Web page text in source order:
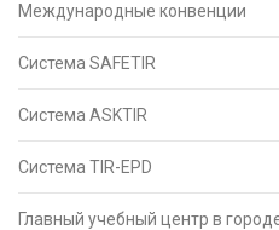
Международные конвенции
Система SAFETIR
Система ASKTIR
Система TIR-EPD
Главный учебный центр в